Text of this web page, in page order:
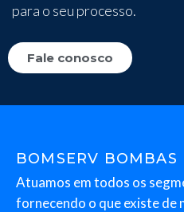
para o seu processo.
Fale conosco
BOMSERV BOMBAS
Atuamos em todos os
fornecendo o que existe de